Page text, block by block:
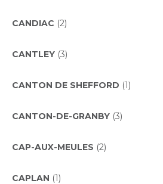
CANDIAC (2)
CANTLEY (3)
CANTON DE SHEFFORD (1)
CANTON-DE-GRANBY (3)
CAP-AUX-MEULES (2)
CAPLAN (1)